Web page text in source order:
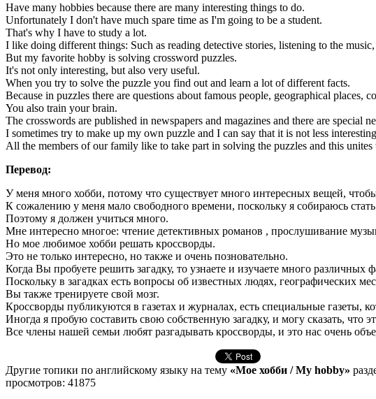
Have many hobbies because there are many interesting things to do.
Unfortunately I don't have much spare time as I'm going to be a student.
That's why I have to study a lot.
I like doing different things: Such as reading detective stories, listening to the
But my favorite hobby is solving crossword puzzles.
It's not only interesting, but also very useful.
When you try to solve the puzzle you find out and learn a lot of different facts.
Because in puzzles there are questions about famous people, geographical places,
You also train your brain.
The crosswords are published in newspapers and magazines and there are special
I sometimes try to make up my own puzzle and I can say that it is not less
All the members of our family like to take part in solving the puzzles and this unites
Перевод:
У меня много хобби, потому что существует много интересных вещей,
К сожалению у меня мало свободного времени, поскольку я собираюсь
Поэтому я должен учиться много.
Мне интересно многое: чтение детективных романов , прослушивание
Но мое любимое хобби решать кроссворды.
Это не только интересно, но также и очень позновательно.
Когда Вы пробуете решить загадку, то узнаете и изучаете много различных
Поскольку в загадках есть вопросы об известных людях, географических
Вы также тренируете свой мозг.
Кроссворды публикуются в газетах и журналах, есть специальные газеты,
Иногда я пробую составить свою собственную загадку, и могу сказать, что
Все члены нашей семьи любят разгадывать кроссворды, и это нас очень
Другие топики по английскому языку на тему «Мое хобби / My hobby»
просмотров: 41875